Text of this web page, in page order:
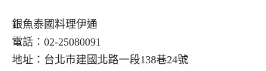
銀魚泰國料理伊通
電話：02-25080091
地址：台北市建國北路一段138巷24號